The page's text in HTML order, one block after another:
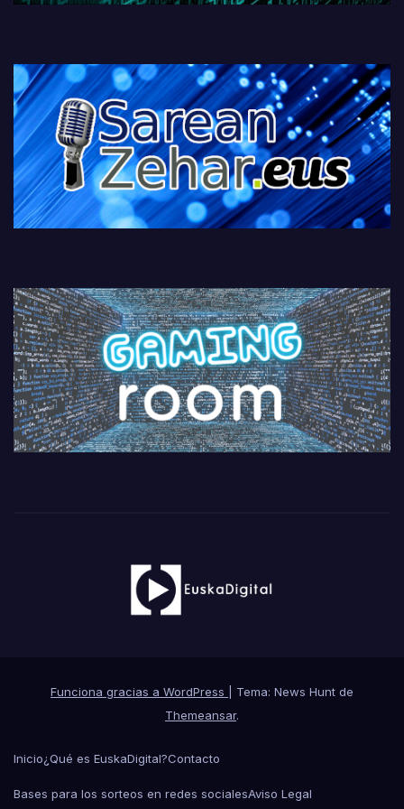
Funciona gracias a WordPress
Tema: News Hunt de
Themeansar.
Inicio¿Qué es EuskaDigital?Contacto
Bases para los sorteos en redes socialesAviso Legal